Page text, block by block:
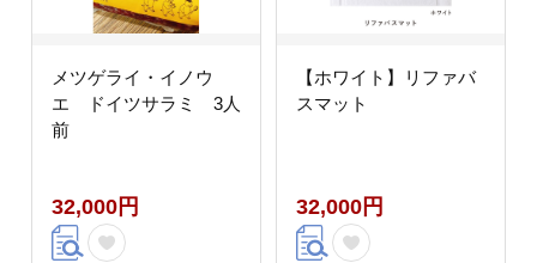
メツゲライ・イノウ
エ ドイツサラミ 3人
前
32,000円
【ホワイト】リファバ
スマット
32,000円